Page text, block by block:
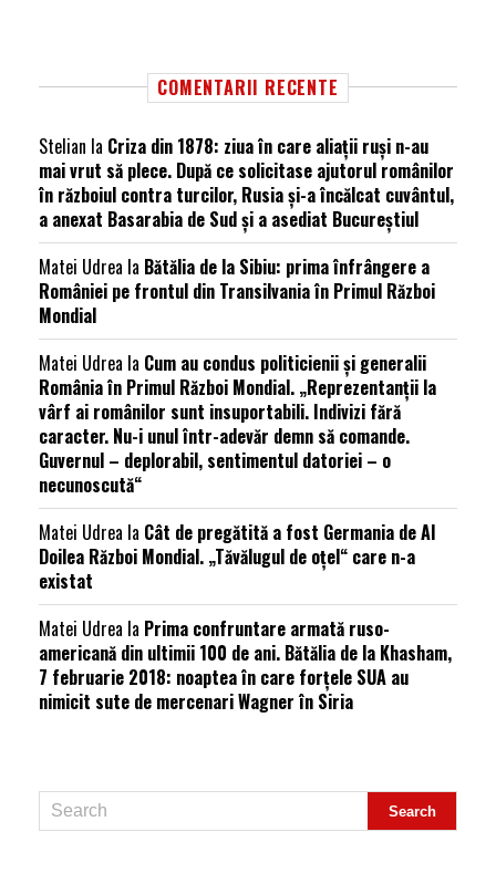
COMENTARII RECENTE
Stelian la Criza din 1878: ziua în care aliații ruși n-au
mai vrut să plece. După ce solicitase ajutorul românilor
în războiul contra turcilor, Rusia și-a încălcat cuvântul,
a anexat Basarabia de Sud și a asediat Bucureștiul
Matei Udrea la Bătălia de la Sibiu: prima înfrângere a
României pe frontul din Transilvania în Primul Război
Mondial
Matei Udrea la Cum au condus politicienii și generalii
România în Primul Război Mondial. „Reprezentanții la
vârf ai românilor sunt insuportabili. Indivizi fără
caracter. Nu-i unul într-adevăr demn să comande.
Guvernul – deplorabil, sentimentul datoriei – o
necunoscută“
Matei Udrea la Cât de pregătită a fost Germania de Al
Doilea Război Mondial. „Tăvălugul de oțel“ care n-a
existat
Matei Udrea la Prima confruntare armată ruso-
americană din ultimii 100 de ani. Bătălia de la Khasham,
7 februarie 2018: noaptea în care forțele SUA au
nimicit sute de mercenari Wagner în Siria